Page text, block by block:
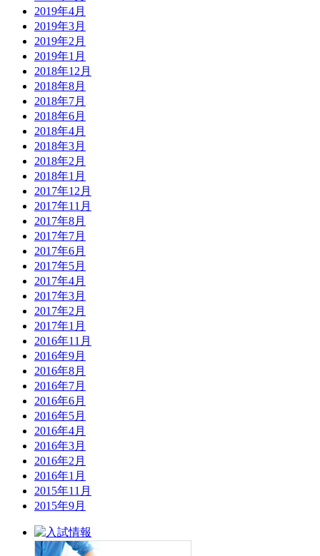
2019年4月
2019年3月
2019年2月
2019年1月
2018年12月
2018年8月
2018年7月
2018年6月
2018年4月
2018年3月
2018年2月
2018年1月
2017年12月
2017年11月
2017年8月
2017年7月
2017年6月
2017年5月
2017年4月
2017年3月
2017年2月
2017年1月
2016年11月
2016年9月
2016年8月
2016年7月
2016年6月
2016年5月
2016年4月
2016年3月
2016年2月
2016年1月
2015年11月
2015年9月